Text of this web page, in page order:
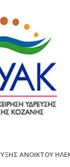
ΑΝΟΙΚΤΟΥ